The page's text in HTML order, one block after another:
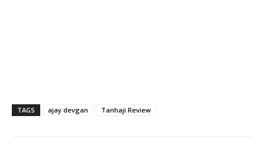
TAGS ajay devgan Tanhaji Review